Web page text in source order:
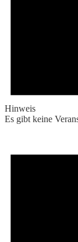
Hinweis
Es gibt keine